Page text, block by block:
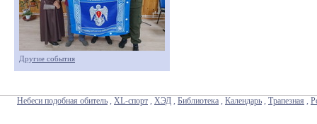
Другие события
Небеси подобная обитель , XL-спорт , ХЭД , Библиотека , Календарь , Трапезная ,